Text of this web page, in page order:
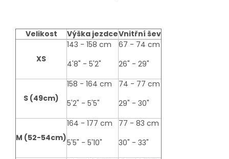
size-
Velikost Výška jezdceVnitřní šev
XS
143 - 158 cm
4'8" - 5'2"
67 - 74 cm
26" - 29"
S (49cm)
158 - 164 cm
5'2" - 5'5"
74 - 77 cm
29" - 30"
M (52-54cm)
164 - 177 cm
5'5" - 5'10"
77 - 83 cm
30" - 33"